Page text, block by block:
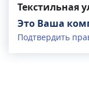
Текстильная
Это Ваша
Подтвердить